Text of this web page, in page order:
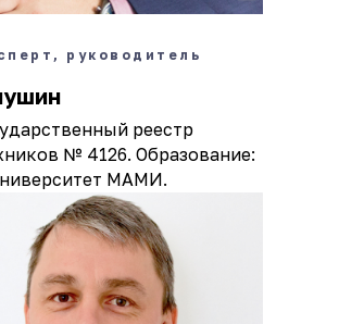
руководитель
реестр
№ 4126. Образование:
МАМИ.